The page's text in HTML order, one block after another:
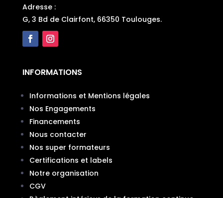
Adresse:
G, 3 Bd de Clairfont, 66350 Toulouges.
INFORMATIONS
Informations et Mentions légales
Nos Engagements
Financements
Nous contacter
Nos super formateurs
Certifications et labels
Notre organisation
CGV